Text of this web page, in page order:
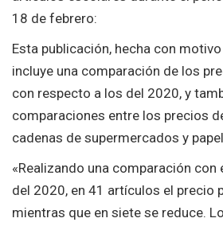
18 de febrero:
Esta publicación, hecha con
incluye una comparación de los
con respecto a los del 2020, y
comparaciones entre los precios
cadenas de supermercados y
«Realizando una comparación
del 2020, en 41 artículos el precio
mientras que en siete se reduce.